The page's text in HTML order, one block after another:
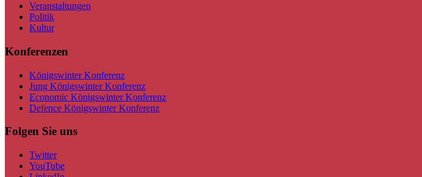
Veranstaltungen
Politik
Kultur
Konferenzen
Königswinter Konferenz
Jung Königswinter Konferenz
Economic Königswinter Konferenz
Defence Königswinter Konferenz
Folgen Sie uns
Twitter
YouTube